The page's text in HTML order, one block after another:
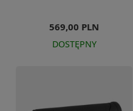
569,00 PLN
DOSTĘPNY